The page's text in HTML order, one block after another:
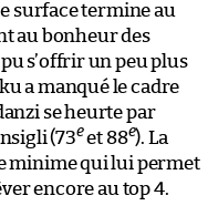
surface termine au
au bonheur des
s’offrir un peu plus
a manqué le cadre
se heurte par
(73eet 88e). La
minime qui lui permet
encore au top 4.